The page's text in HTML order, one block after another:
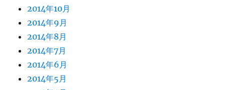
2014年10月
2014年9月
2014年8月
2014年7月
2014年6月
2014年5月